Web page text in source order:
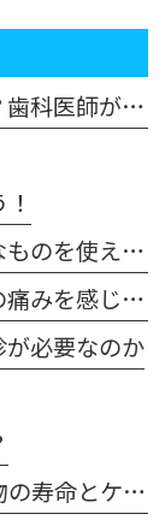
矯正治療の痛みって本当にあるの？歯科医師が解説！体験談も交えてご紹介します
インプラントへの歯磨き粉はどんなものを使えばいいの？
金属アレルギーによる肌荒れや舌の痛みを感じた場合は注意が必要です
必要なのか
虫歯治療で使用する詰め物や被せ物の寿命とケア方法